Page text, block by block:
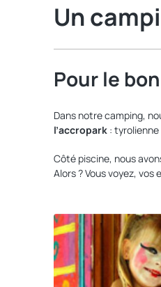
Un
Pour le
Dans notre camping,
l’accropark :
Côté piscine, nous
Alors ? Vous voyez, vos